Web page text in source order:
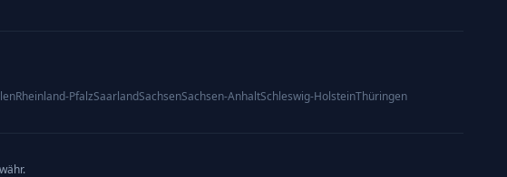
Rheinland-PfalzSaarlandSachsenSachsen-AnhaltSchleswig-HolsteinThüringen